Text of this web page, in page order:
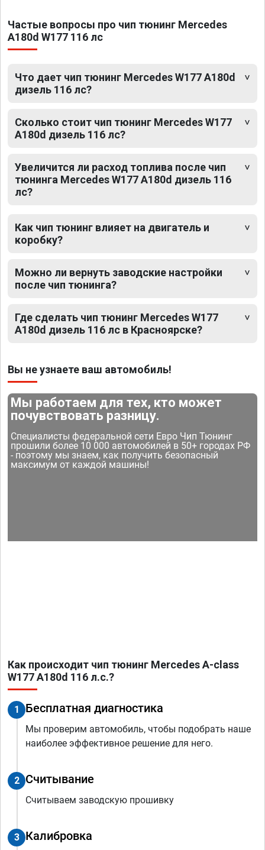
Частые вопросы про чип тюнинг Mercedes
A180d W177 116 лс
Что дает чип тюнинг Mercedes W177 A180d
дизель 116 лс?
Сколько стоит чип тюнинг Mercedes W177
A180d дизель 116 лс?
Увеличится ли расход топлива после чип
тюнинга Mercedes W177 A180d дизель 116
лс?
Как чип тюнинг влияет на двигатель и
коробку?
Можно ли вернуть заводские настройки
после чип тюнинга?
Где сделать чип тюнинг Mercedes W177
A180d дизель 116 лс в Красноярске?
Вы не узнаете ваш автомобиль!
Мы работаем для тех, кто может
почувствовать разницу.
Специалисты федеральной сети Евро Чип Тюнинг
прошили более 10 000 автомобилей в 50+ городах РФ
- поэтому мы знаем, как получить безопасный
максимум от каждой машины!
Как происходит чип тюнинг Mercedes A-class
W177 A180d 116 л.с.?
1 Бесплатная диагностика
Мы проверим автомобиль, чтобы подобрать наше
наиболее эффективное решение для него.
2 Считывание
Считываем заводскую прошивку
3 Калибровка